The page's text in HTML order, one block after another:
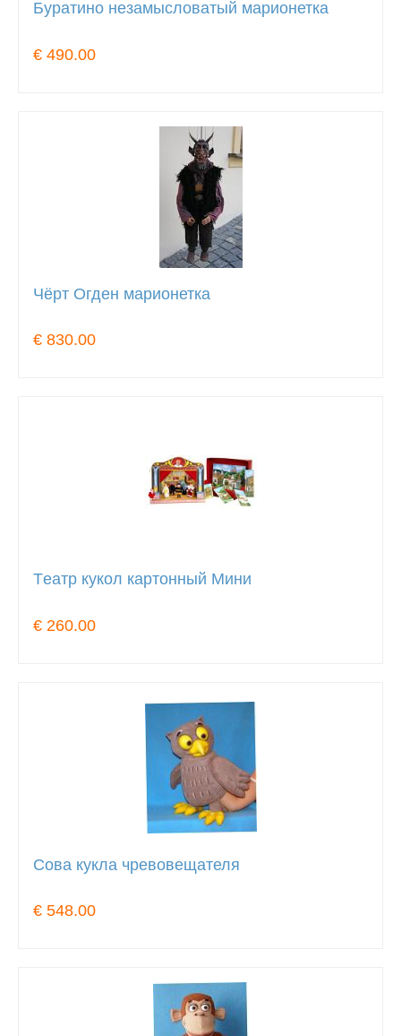
Буратино незамысловатый марионетка
€ 490.00
Чёрт Огден марионетка
€ 830.00
Tеатр кукол картонный Мини
€ 260.00
Сова кукла чревовещателя
€ 548.00